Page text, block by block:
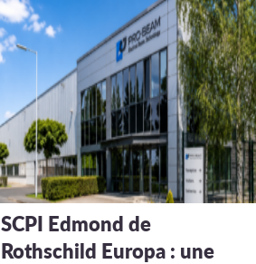
SCPI Edmond de
Rothschild Europa : une